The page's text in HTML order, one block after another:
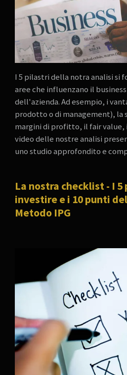
I 5 pilastri della notra analisi si
aree che influenzano il
dell'azienda. Ad esempio, i
prodotto o di management), la
margini di profitto, il fair value,
video delle nostre analisi
uno studio approfondito e
La nostra checklist - I
investire e i 10 punti
Metodo IPG